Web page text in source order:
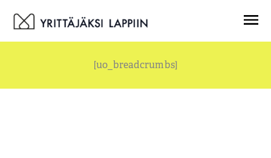
sisältöön
[uo_breadcrumbs]